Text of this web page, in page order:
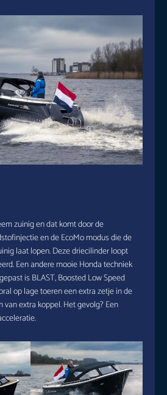
zuinig en dat komt door de
en de EcoMo modus die de
laat lopen. Deze driecilinder loopt
Een andere mooie Honda techniek
is BLAST, Boosted Low Speed
op lage toeren een extra zetje in de
van extra koppel. Het gevolg? Een